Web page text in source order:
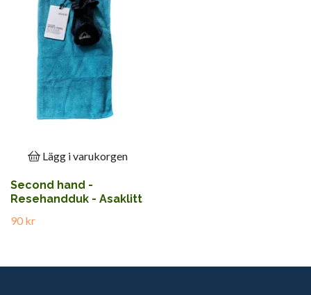
Lägg i varukorgen
Second hand -
Resehandduk - Asaklitt
90 kr